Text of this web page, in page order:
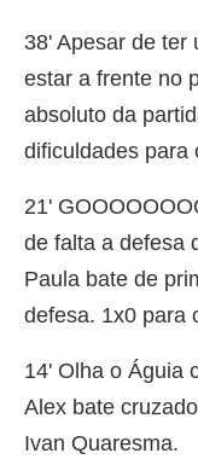
38' Apesar de ter
estar a frente no
absoluto da
dificuldades para
21'
de falta a defesa
Paula bate de
defesa. 1x0 para
14' Olha o Águia
Alex bate
Ivan Quaresma.